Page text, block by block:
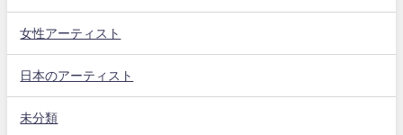
女性アーティスト
日本のアーティスト
未分類